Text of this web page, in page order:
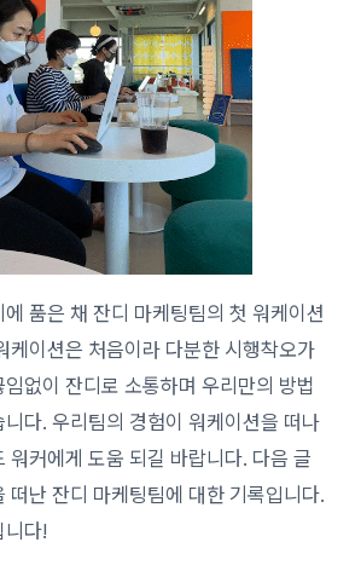
품은 채 잔디 마케팅팀의 첫 워케이션
케이션은 처음이라 다분한 시행착오가
없이 잔디로 소통하며 우리만의 방법
다. 우리팀의 경험이 워케이션을 떠나
워커에게 도움 되길 바랍니다. 다음 글
떠난 잔디 마케팅팀에 대한 기록입니다.
니다!